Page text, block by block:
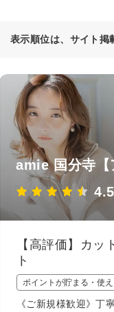
表示順位は、サイト掲
amie 国分寺【
4.5
【高評価】カ
ト
ポイントが貯まる・使
《ご新規様歓迎》